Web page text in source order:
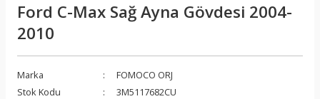
Ford C-Max Sağ Ayna Gövdesi 2004-
2010
Marka
FOMOCO ORJ
Stok Kodu
3M5117682CU